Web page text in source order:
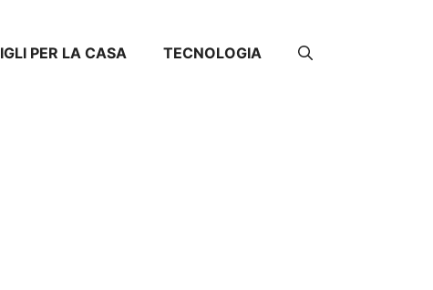
PER LA CASA TECNOLOGIA